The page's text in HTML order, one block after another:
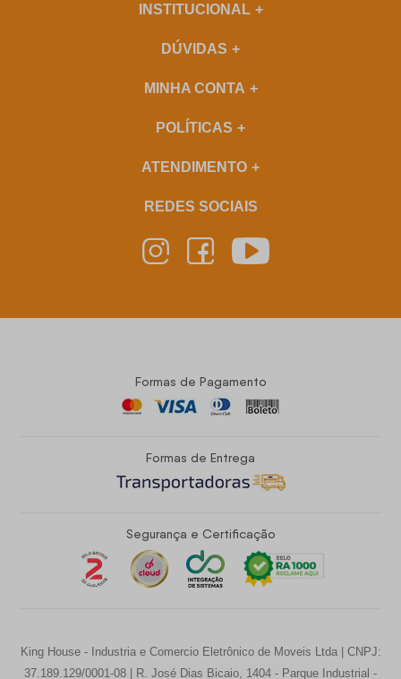
INSTITUCIONAL
DÚVIDAS
MINHA CONTA
POLÍTICAS
ATENDIMENTO
REDES SOCIAIS
Formas de Pagamento
Formas de Entrega
Segurança e Certificação
King House - Industria e Comercio Eletrônico de Moveis Ltda | CNPJ:
37.189.129/0001-08 | R. José Dias Bicaio, 1404 - Parque Industrial -